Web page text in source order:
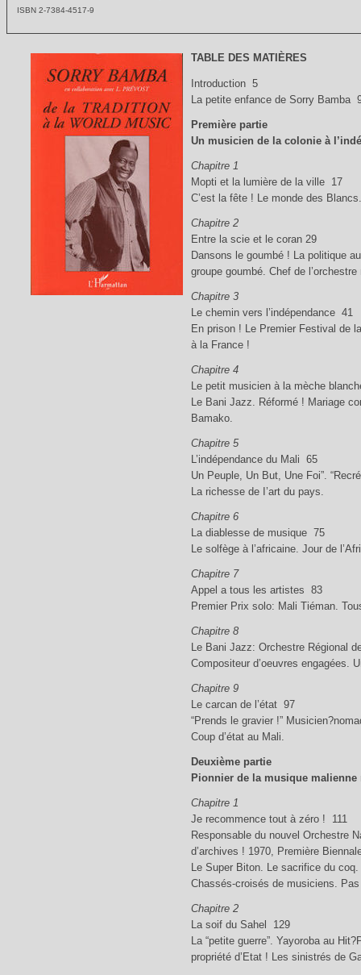
ISBN 2-7384-4517-9
TABLE DES MATIÈRES
Introduction 5
La petite enfance de Sorry Bamba
Première partie
Un musicien de la colonie à
Chapitre 1
Mopti et la lumière de la ville 17
C’est la fête ! Le monde des Blancs.
Chapitre 2
Entre la scie et le coran 29
Dansons le goumbé ! La politique
groupe goumbé. Chef de l’orchestre
Chapitre 3
Le chemin vers l’indépendance 41
En prison ! Le Premier Festival de
à la France !
Chapitre 4
Le petit musicien à la mèche
Le Bani Jazz. Réformé ! Mariage
Bamako.
Chapitre 5
L’indépendance du Mali 65
Un Peuple, Un But, Une Foi”.
La richesse de I’art du pays.
Chapitre 6
La diablesse de musique 75
Le solfège à l’africaine. Jour de
Chapitre 7
Appel a tous les artistes 83
Premier Prix solo: Mali Tiéman.
Chapitre 8
Le Bani Jazz: Orchestre Régional
Compositeur d’oeuvres engagées.
Chapitre 9
Le carcan de l’état 97
“Prends le gravier !”
Coup d’état au Mali.
Deuxième partie
Pionnier de la musique malienne
Chapitre 1
Je recommence tout à zéro ! 111
Responsable du nouvel Orchestre
d’archives ! 1970, Première
Le Super Biton. Le sacrifice du
Chassés-croisés de musiciens.
Chapitre 2
La soif du Sahel 129
La “petite guerre”. Yayoroba au
propriété d’Etat ! Les sinistrés de